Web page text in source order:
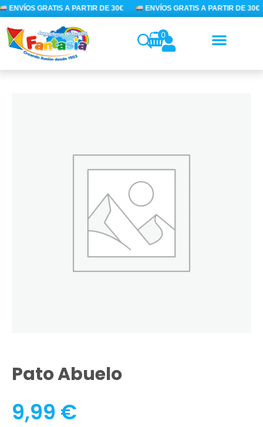
Ir
al
contenido
ENVÍOS GRATIS A PARTIR DE 30€ ENVÍOS GRATIS A PARTIR DE 30€
0
Pato Abuelo
9,99 €